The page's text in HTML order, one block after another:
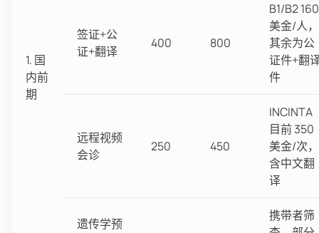
1. 国
内前
期
签证+公
证+翻译
400 800
B1/B2 160
美金/人，
其余为公
证件+翻
件
远程视频
会诊
250 450
INCINTA
目前 350
美金/次，
含中文翻
译
遗传学预
携带者筛